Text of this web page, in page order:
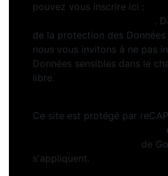
pouvez vous inscrire ici :
.
de la protection des Données
nous vous invitons à ne pas
Données sensibles dans le
libre.
Ce site est protégé par
de
s'appliquent.